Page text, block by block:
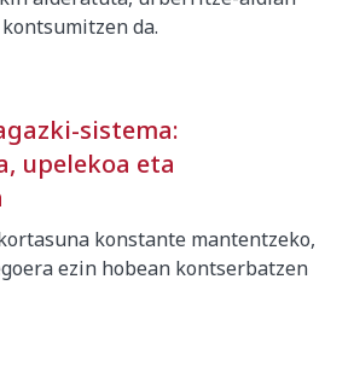
da.
sistema:
upelekoa eta
konstante mantentzeko,
ezin hobean kontserbatzen